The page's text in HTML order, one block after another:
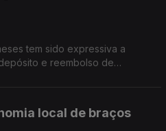
tem sido expressiva a
e reembolso de
local de braços